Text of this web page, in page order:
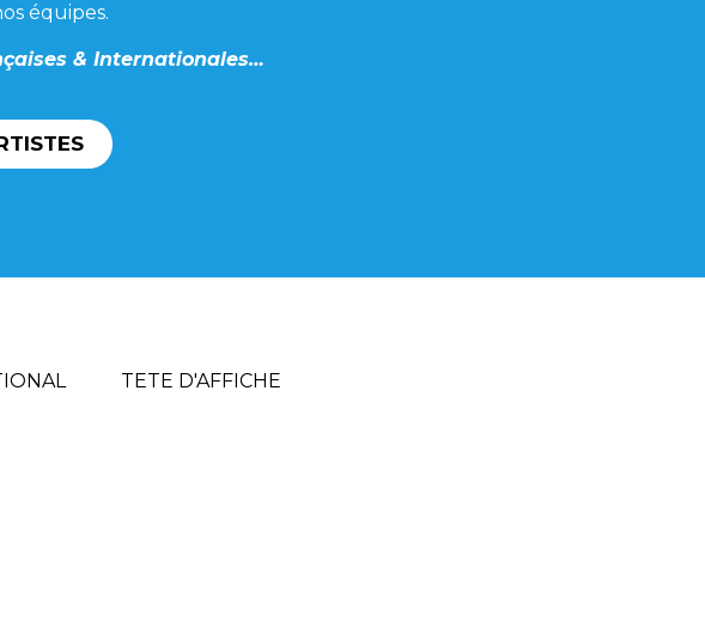
équipes.
& Internationales…
TETE D'AFFICHE